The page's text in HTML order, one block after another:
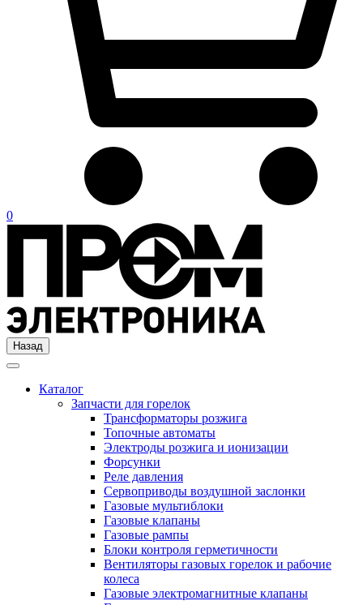
0
Назад
Каталог
Запчасти для горелок
Трансформаторы розжига
Топочные автоматы
Электроды розжига и ионизации
Форсунки
Реле давления
Сервоприводы воздушной заслонки
Газовые мультиблоки
Газовые клапаны
Газовые рампы
Блоки контроля герметичности
Вентиляторы газовых горелок и рабочие
колеса
Газовые электромагнитные клапаны